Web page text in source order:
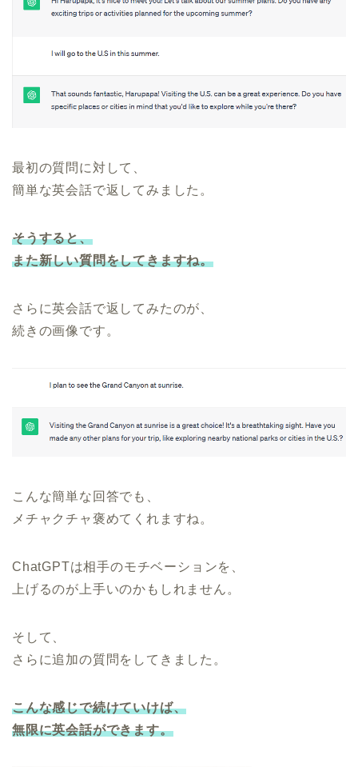
最初の質問に対して、
簡単な英会話で返してみました。
そうすると、
また新しい質問をしてきますね。
さらに英会話で返してみたのが、
続きの画像です。
こんな簡単な回答でも、
メチャクチャ褒めてくれますね。
ChatGPTは相手のモチベーションを、
上げるのが上手いのかもしれません。
そして、
さらに追加の質問をしてきました。
こんな感じで続けていけば、
無限に英会話ができます。